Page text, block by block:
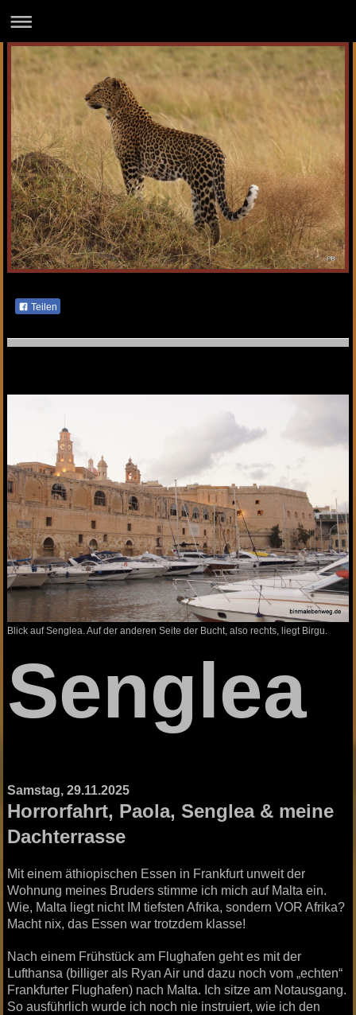
Teilen
Blick auf Senglea. Auf der anderen Seite der Bucht, also rechts, liegt Birgu.
Senglea
Samstag, 29.11.2025
Horrorfahrt, Paola, Senglea & meine
Dachterrasse
Mit einem äthiopischen Essen in Frankfurt unweit der
Wohnung meines Bruders stimme ich mich auf Malta ein.
Wie, Malta liegt nicht IM tiefsten Afrika, sondern VOR Afrika?
Macht nix, das Essen war trotzdem klasse!
Nach einem Frühstück am Flughafen geht es mit der
Lufthansa (billiger als Ryan Air und dazu noch vom „echten“
Frankfurter Flughafen) nach Malta. Ich sitze am Notausgang.
So ausführlich wurde ich noch nie instruiert, wie ich den